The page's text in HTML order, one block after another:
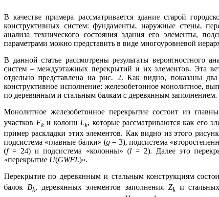
В качестве примера рассматривается здание старой
конструктивных систем: фундаменты, наружные стены,
анализа технического состояния здания его элементы,
параметрами можно представить в виде многоуровневой
В данной статье рассмотрены результаты вероятностного
систем – междуэтажных перекрытий и их элементов. Эта
отдельно представлена на рис. 2. Как видно, показаны
конструктивное исполнение: железобетонное монолитное,
по деревянным и стальным балкам с деревянным заполнением.
Монолитное железобетонное перекрытие состоит из
участков Fkи колонн Lk, которые рассматриваются как его
пример раскладки этих элементов. Как видно из этого
подсистема «главные балки» (g = 3), подсистема
(f= 24) и подсистема «колонны» (l= 2). Далее это
«перекрытие U(GWFL)».
Перекрытие по деревянным и стальным конструкциям
балок Bk, деревянных элементов заполнения Zkи